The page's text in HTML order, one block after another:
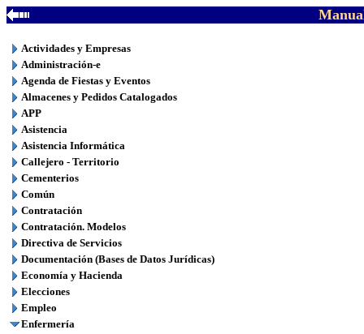
Actividades y Empresas
Administración-e
Agenda de Fiestas y Eventos
Almacenes y Pedidos Catalogados
APP
Asistencia
Asistencia Informática
Callejero - Territorio
Cementerios
Común
Contratación
Contratación. Modelos
Directiva de Servicios
Documentación (Bases de Datos Jurídicas)
Economía y Hacienda
Elecciones
Empleo
Enfermería